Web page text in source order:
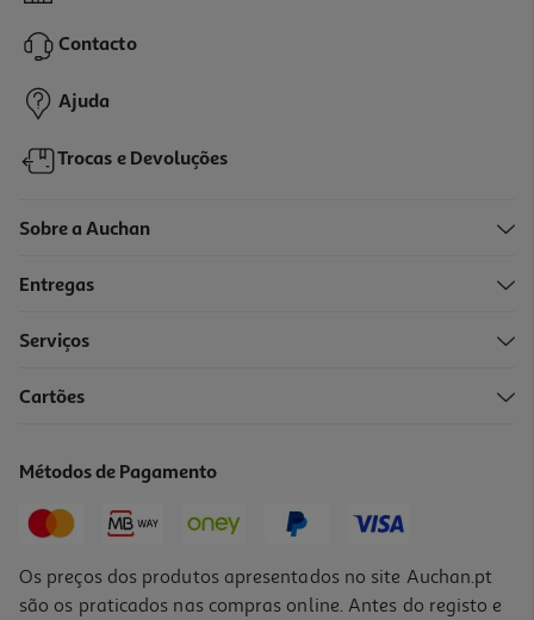
11,90 € PVP de editor
10,71 €
-10%
12,99 € PVP de editor
Contacto
Ajuda
Trocas e Devoluções
Sobre a Auchan
Entregas
Serviços
Cartões
Métodos de Pagamento
Os preços dos produtos apresentados no site Auchan.pt
são os praticados nas compras online. Antes do registo e